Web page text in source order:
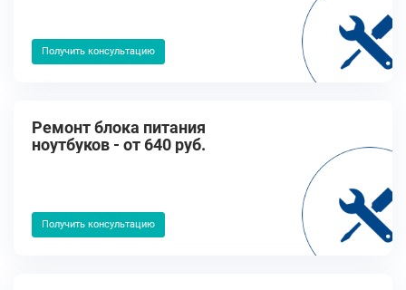
Получить консультацию
Ремонт блока питания
ноутбуков - от 640 руб.
Получить консультацию